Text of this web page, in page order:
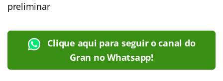
preliminar
Clique aqui para seguir o canal do
Gran no Whatsapp!